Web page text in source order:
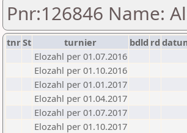
Pnr:126846 Name:
tnrSt turnier bdld rd
Elozahl per 01.07.2016
Elozahl per 01.10.2016
Elozahl per 01.01.2017
Elozahl per 01.04.2017
Elozahl per 01.07.2017
Elozahl per 01.10.2017